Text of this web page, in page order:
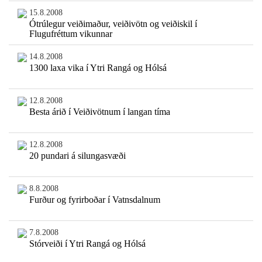
15.8.2008
Ótrúlegur veiðimaður, veiðivötn og veiðiskil í
Flugufréttum vikunnar
14.8.2008
1300 laxa vika í Ytri Rangá og Hólsá
12.8.2008
Besta árið í Veiðivötnum í langan tíma
12.8.2008
20 pundari á silungasvæði
8.8.2008
Furður og fyrirboðar í Vatnsdalnum
7.8.2008
Stórveiði í Ytri Rangá og Hólsá